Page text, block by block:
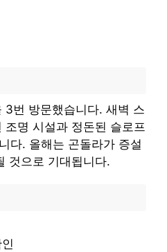
3번 방문했습니다. 새벽 스
명 시설과 정돈된 슬로프
다. 올해는 곤돌라가 증설
것으로 기대됩니다.